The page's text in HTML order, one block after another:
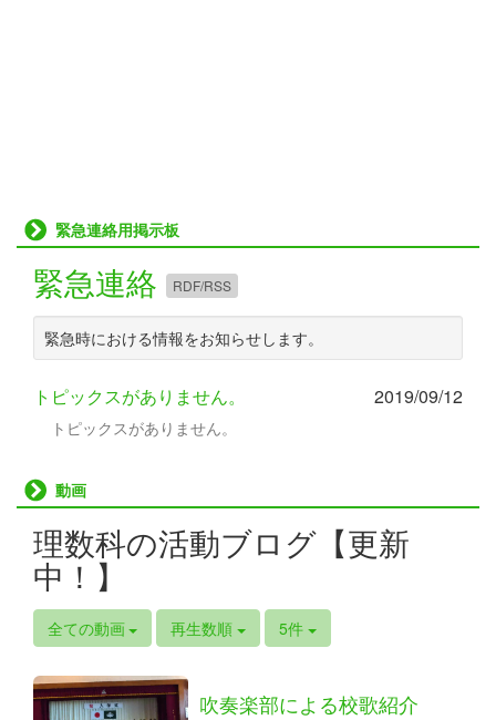
緊急連絡用掲示板
緊急連絡 RDF/RSS
緊急時における情報をお知らせします。
トピックスがありません。 2019/09/12
トピックスがありません。
動画
理数科の活動ブログ【更新
中！】
全ての動画 再生数順 5件
吹奏楽部による校歌紹介